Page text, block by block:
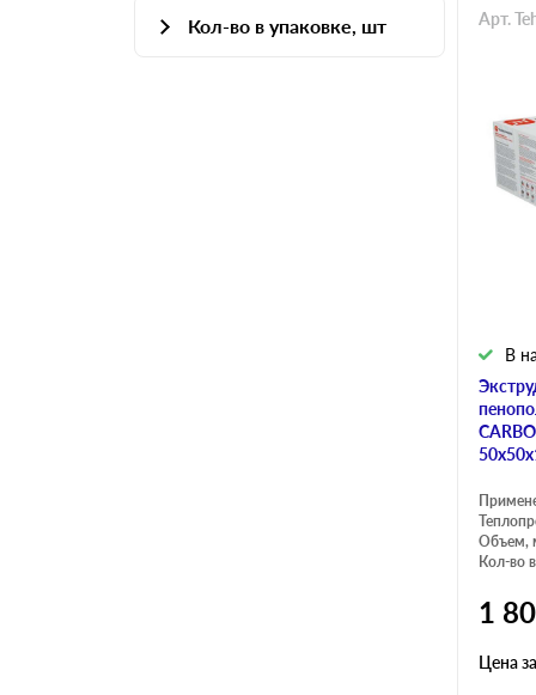
7.57
Кол-во в упаковке, шт
В
Арт.
Объем,
Кол-во
1
Цена за